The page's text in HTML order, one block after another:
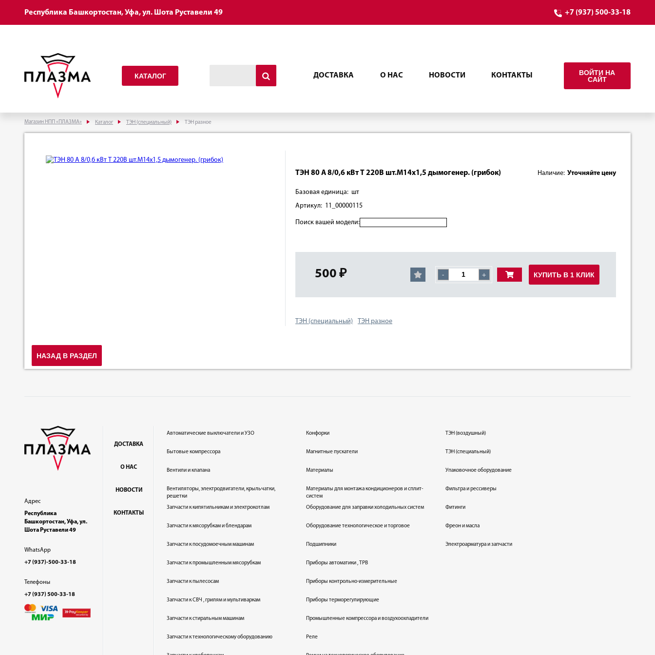
Республика Башкортостан, Уфа, ул. Шота Руставели 49 +7 (937) 500-33-18
КАТАЛОГ ДОСТАВКА О НАС НОВОСТИ КОНТАКТЫ
ВОЙТИ НА
САЙТ
Магазин НПП «ПЛАЗМА» Каталог ТЭН (специальный) ТЭН разное
ТЭН 80 А 8/0,6 кВт Т 220В шт.М14х1,5 дымогенер. (грибок) Наличие: Уточняйте цену
Базовая единица: шт
Артикул: 11_00000115
Поиск вашей модели:
500 ₽ - + КУПИТЬ В 1 КЛИК
ТЭН (специальный) ТЭН разное
НАЗАД В РАЗДЕЛ
Адрес
Республика
Башкортостан, Уфа, ул.
Шота Руставели 49
WhatsApp
+7 (937)-500-33-18
Телефоны
+7 (937) 500-33-18
ДОСТАВКА
О НАС
НОВОСТИ
КОНТАКТЫ
Автоматические выключатели и УЗО
Бытовые компрессора
Вентили и клапана
Вентиляторы, электродвигатели, крыльчатки,
решетки
Запчасти к кипятильникам и электрокотлам
Запчасти к мясорубкам и блендарам
Запчасти к посудомоечным машинам
Запчасти к промышленным мясорубкам
Запчасти к пылесосам
Запчасти к СВЧ , грилям и мультиваркам
Запчасти к стиральным машинам
Запчасти к технологическому оборудованию
Конфорки
Магнитные пускатели
Материалы
Материалы для монтажа кондиционеров и сплит-
систем
Оборудование для заправки холодильных систем
Оборудование технологическое и торговое
Подшипники
Приборы автоматики , ТРВ
Приборы контрольно-измерительные
Приборы терморегулирующие
Промышленные компрессора и воздухоохладители
Реле
ТЭН (воздушный)
ТЭН (специальный)
Упаковочное оборудование
Фильтра и рессиверы
Фитинги
Фреон и масла
Электроарматура и запчасти